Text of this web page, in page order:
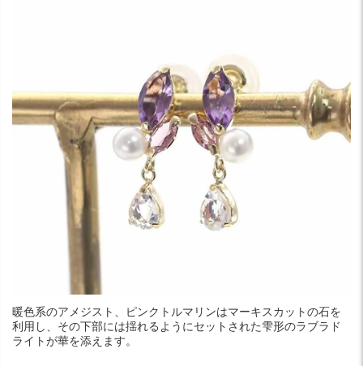
暖色系のアメジスト、ピンクトルマリンはマーキスカットの石を
利用し、その下部には揺れるようにセットされた雫形のラブラド
ライトが華を添えます。